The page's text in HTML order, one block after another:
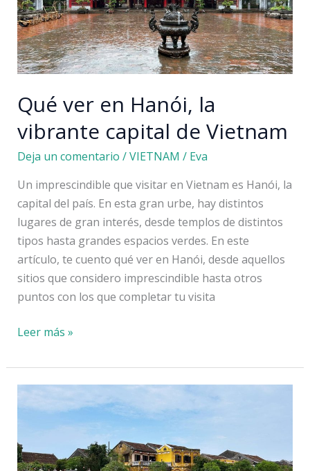
Qué ver en Hanói, la
vibrante capital de Vietnam
Deja un comentario /VIETNAM / Eva
Un imprescindible que visitar en Vietnam es Hanói, la
capital del país. En esta gran urbe, hay distintos
lugares de gran interés, desde templos de distintos
tipos hasta grandes espacios verdes. En este
artículo, te cuento qué ver en Hanói, desde aquellos
sitios que considero imprescindible hasta otros
puntos con los que completar tu visita
Qué
en
Hanói,
la
vibrante
capital
de
Leer más »